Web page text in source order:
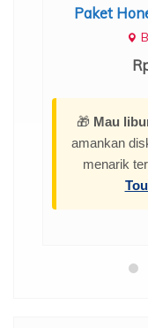
Paket
🎁 Mau
amankan
menarik